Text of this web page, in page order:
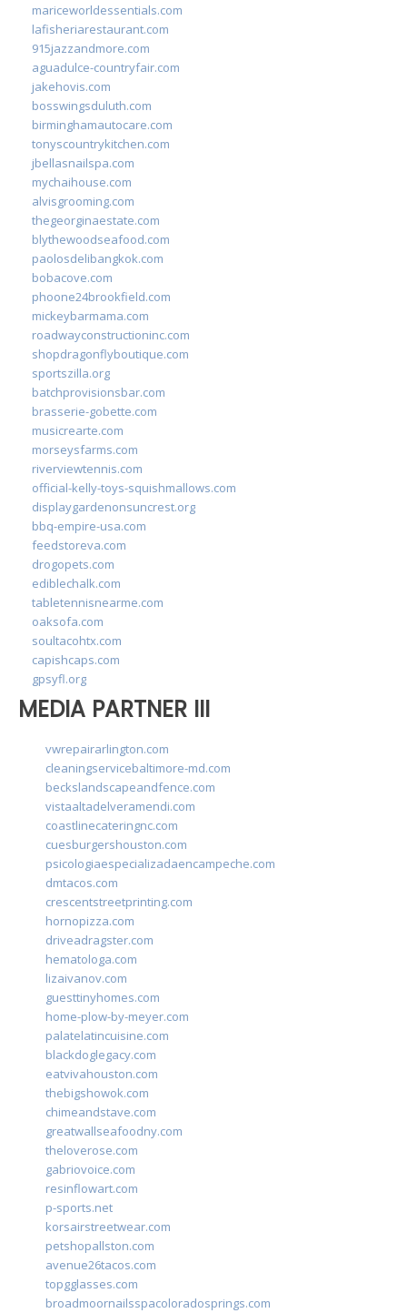
mariceworldessentials.com
lafisheriarestaurant.com
915jazzandmore.com
aguadulce-countryfair.com
jakehovis.com
bosswingsduluth.com
birminghamautocare.com
tonyscountrykitchen.com
jbellasnailspa.com
mychaihouse.com
alvisgrooming.com
thegeorginaestate.com
blythewoodseafood.com
paolosdelibangkok.com
bobacove.com
phoone24brookfield.com
mickeybarmama.com
roadwayconstructioninc.com
shopdragonflyboutique.com
sportszilla.org
batchprovisionsbar.com
brasserie-gobette.com
musicrearte.com
morseysfarms.com
riverviewtennis.com
official-kelly-toys-squishmallows.com
displaygardenonsuncrest.org
bbq-empire-usa.com
feedstoreva.com
drogopets.com
ediblechalk.com
tabletennisnearme.com
oaksofa.com
soultacohtx.com
capishcaps.com
gpsyfl.org
MEDIA PARTNER III
vwrepairarlington.com
cleaningservicebaltimore-md.com
beckslandscapeandfence.com
vistaaltadelveramendi.com
coastlinecateringnc.com
cuesburgershouston.com
psicologiaespecializadaencampeche.com
dmtacos.com
crescentstreetprinting.com
hornopizza.com
driveadragster.com
hematologa.com
lizaivanov.com
guesttinyhomes.com
home-plow-by-meyer.com
palatelatincuisine.com
blackdoglegacy.com
eatvivahouston.com
thebigshowok.com
chimeandstave.com
greatwallseafoodny.com
theloverose.com
gabriovoice.com
resinflowart.com
p-sports.net
korsairstreetwear.com
petshopallston.com
avenue26tacos.com
topgglasses.com
broadmoornailsspacoloradosprings.com